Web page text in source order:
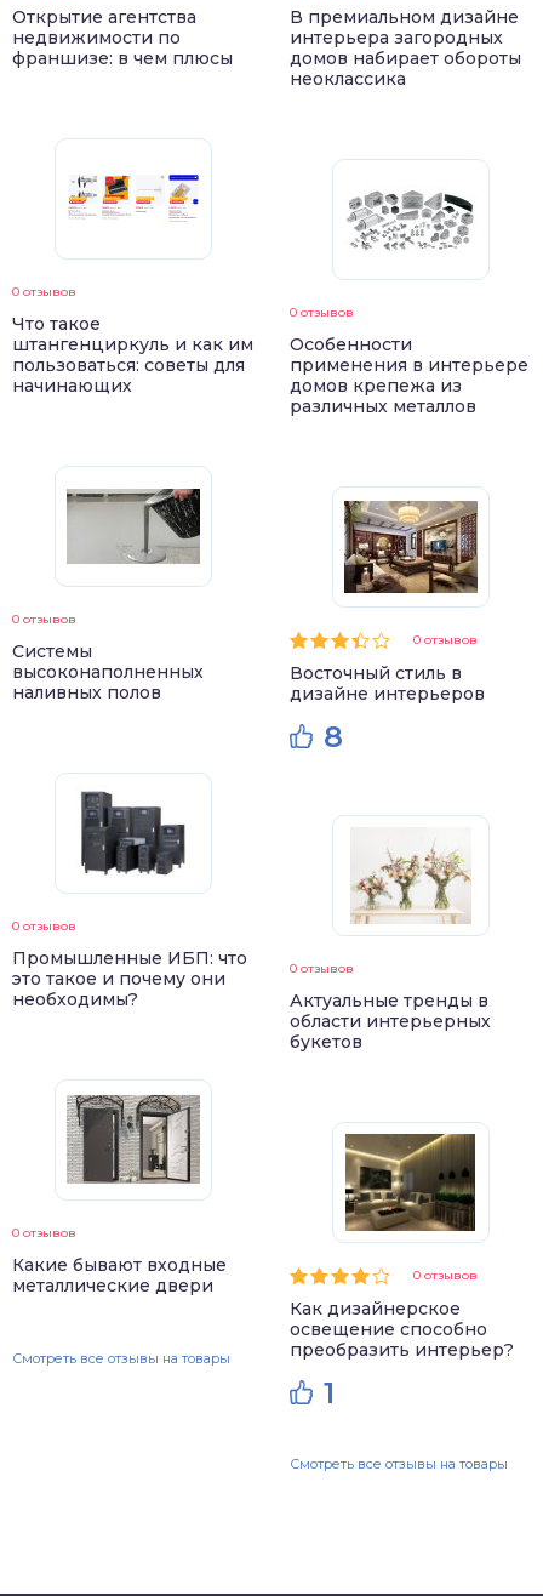
Открытие агентства
недвижимости по
франшизе: в чем плюсы
0 отзывов
Что такое
штангенциркуль и как им
пользоваться: советы для
начинающих
0 отзывов
Системы
высоконаполненных
наливных полов
0 отзывов
Промышленные ИБП: что
это такое и почему они
необходимы?
0 отзывов
Какие бывают входные
металлические двери
Смотреть все отзывы на товары
В премиальном дизайне
интерьера загородных
домов набирает обороты
неоклассика
0 отзывов
Особенности
применения в интерьере
домов крепежа из
различных металлов
0 отзывов
Восточный стиль в
дизайне интерьеров
8
0 отзывов
Актуальные тренды в
области интерьерных
букетов
0 отзывов
Как дизайнерское
освещение способно
преобразить интерьер?
1
Смотреть все отзывы на товары